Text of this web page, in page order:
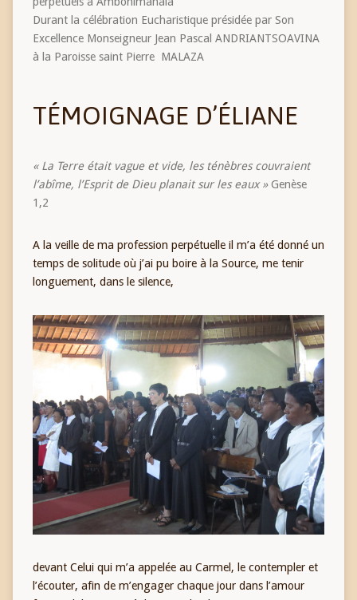
Durant la célébration Eucharistique présidée par Son
Excellence Monseigneur Jean Pascal ANDRIANTSOAVINA
à la Paroisse saint Pierre MALAZA
TÉMOIGNAGE D’ÉLIANE
« La Terre était vague et vide, les ténèbres couvraient
l’abîme, l’Esprit de Dieu planait sur les eaux »Genèse
1,2
A la veille de ma profession perpétuelle il m’a été donné un
temps de solitude où j’ai pu boire à la Source, me tenir
longuement, dans le silence,
devant Celui qui m’a appelée au Carmel, le contempler et
l’écouter, afin de m’engager chaque jour dans l’amour